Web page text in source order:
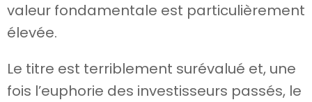
valeur fondamentale est particulièrement
élevée.
Le titre est terriblement surévalué et, une
fois l’euphorie des investisseurs passés, le